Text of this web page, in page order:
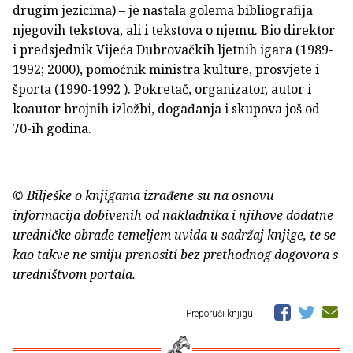
drugim jezicima) – je nastala golema bibliografija
njegovih tekstova, ali i tekstova o njemu. Bio direktor
i predsjednik Vijeća Dubrovačkih ljetnih igara (1989-
1992; 2000), pomoćnik ministra kulture, prosvjete i
športa (1990-1992 ). Pokretač, organizator, autor i
koautor brojnih izložbi, događanja i skupova još od
70-ih godina.
© Bilješke o knjigama izrađene su na osnovu
informacija dobivenih od nakladnika i njihove dodatne
uredničke obrade temeljem uvida u sadržaj knjige, te se
kao takve ne smiju prenositi bez prethodnog dogovora s
uredništvom portala.
Preporuči knjigu